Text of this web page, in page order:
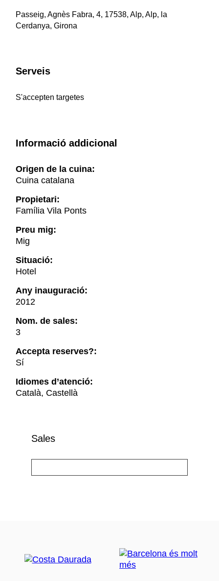
Passeig, Agnès Fabra, 4, 17538, Alp, Alp, la
Cerdanya, Girona
Serveis
S'accepten targetes
Informació addicional
Origen de la cuina:
Cuina catalana
Propietari:
Família Vila Ponts
Preu mig:
Mig
Situació:
Hotel
Any inauguració:
2012
Nom. de sales:
3
Accepta reserves?:
Sí
Idiomes d’atenció:
Català, Castellà
Sales